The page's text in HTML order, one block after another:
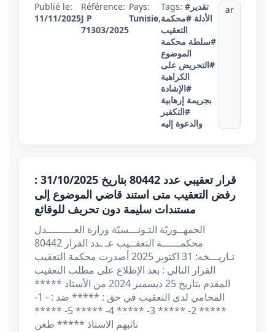
Publié le:
11/11/2025
Référence:
J P
71303/2025
Pays:
Tunisie,
Tags: #تقدير
الأدلة #محكمة
التعقيب
#سلطة محكمة
الموضوع
#التحريض على
الكراهية
#الإشادة
بجريمة إرهابية
#التكفير
والدعوة إليه
ar
قرار تعقيبي عدد 80442 بتاريخ 31/10/2025 :
رفض التعقيب متى استند قاضي الموضوع إلى
مستندات سليمة دون تحريف للوقائع
الجمهــوريّة التـونـــسيّة وزارة العـــــــــدل
محكمــــــة التعقــيب عـ ـدد القرار 80442
تـاريـــخه: 31 اكتوبر 2025 أصدرت محكمة التعقيب
القرار التالي : بعد الإطلاع على مطلب التعقيب
المقدم بتاريخ 25 ديسمبر 2024 من الأستاذ *****
المحامي لدى التعقيب في حق : ***** ضد : - 1-
***** 2- ***** 3- ***** 4- ***** 5- *****
نائبهم الاستاذ ***** طعن